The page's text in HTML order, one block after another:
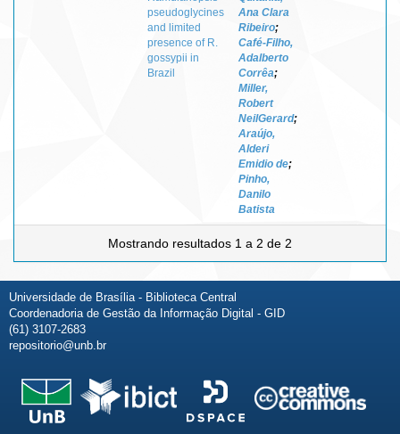
pseudoglycines
and limited
presence of R.
gossypii in
Brazil
Ana Clara
Ribeiro;
Café‑Filho,
Adalberto
Corrêa;
Miller,
Robert
NeilGerard;
Araújo,
Alderi
Emidio de;
Pinho,
Danilo
Batista
Mostrando resultados 1 a 2 de 2
Universidade de Brasília - Biblioteca Central
Coordenadoria de Gestão da Informação Digital - GID
(61) 3107-2683
repositorio@unb.br